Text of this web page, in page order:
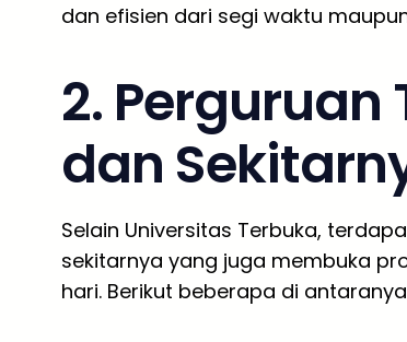
dan efisien dari segi waktu
2.
dan
Selain Universitas Terbuka,
sekitarnya yang juga membuka
hari. Berikut beberapa di